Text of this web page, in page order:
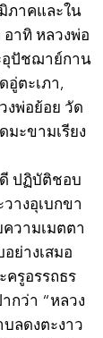
ภาคและใน
าทิ หลวงพ่อ
อุปัชฌาย์กาน
ตะเภา,
งพ่อย้อย วัด
มะขามเรียง
ปฏิบัติชอบ
างอุเบกขา
วามเมตตา
ย่างเสมอ
ครูอรรถธร
กว่า “หลวง
ลดงตะงาว